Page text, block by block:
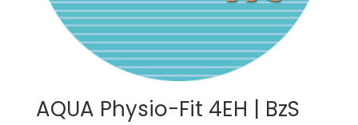
AQUA Physio-Fit 4EH | BzS